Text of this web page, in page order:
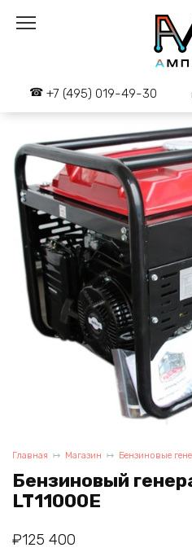
+7 (495) 019-49-30
Главная Магазин Бензиновые
Бензиновый
LT11000E
₽125 400